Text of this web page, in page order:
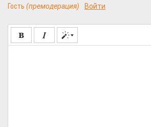
Гость (премодерация) Войти